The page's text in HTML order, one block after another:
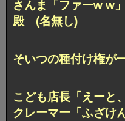
さんま「ファーw w
殿 (名無し)
そいつの種付け権
こども店長「えーと
クレーマー「ふざけ